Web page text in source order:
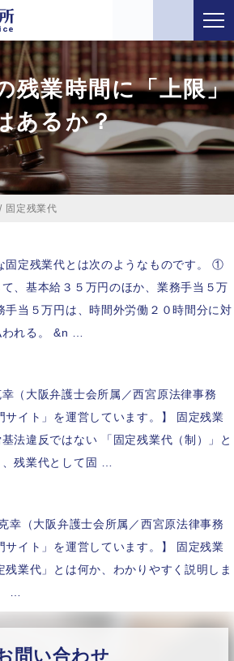
残業時間に「上限」
あるか？
/ 固定残業代
固定残業代とは次のようなものです。 ①
、基本給３５万円のほか、業務手当５万
当５万円は、時間外労働２０時間分に対
れる。 &n …
大阪弁護士会所属／西宮原法律事務
サイト」を運営しています。】 固定残業
法違反ではない 「固定残業代（制）」と
残業代として固 …
（大阪弁護士会所属／西宮原法律事務
サイト」を運営しています。】 固定残業
業代」とは何か、わかりやすく説明しま
…
問い合わせ